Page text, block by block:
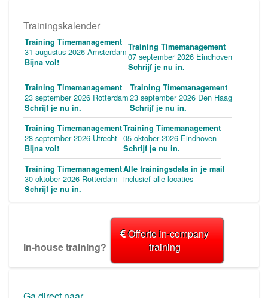
Trainingskalender
Training Timemanagement
31 augustus 2026 Amsterdam
Bijna vol!
Training Timemanagement
07 september 2026 Eindhoven
Schrijf je nu in.
Training Timemanagement
23 september 2026 Rotterdam
Schrijf je nu in.
Training Timemanagement
23 september 2026 Den Haag
Schrijf je nu in.
Training Timemanagement
28 september 2026 Utrecht
Bijna vol!
Training Timemanagement
05 oktober 2026 Eindhoven
Schrijf je nu in.
Training Timemanagement
30 oktober 2026 Rotterdam
Schrijf je nu in.
Alle trainingsdata in je mail
inclusief alle locaties
In-house training?
Offerte in-company
training